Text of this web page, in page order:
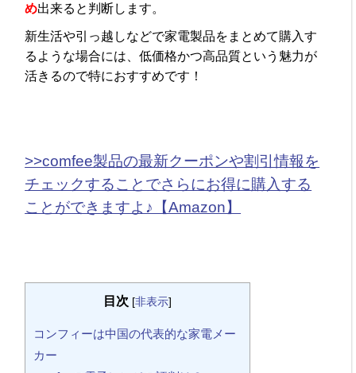
め出来ると判断します。
新生活や引っ越しなどで家電製品をまとめて購入す
るような場合には、低価格かつ高品質という魅力が
活きるので特におすすめです！
>>comfee製品の最新クーポンや割引情報を
チェックすることでさらにお得に購入する
ことができますよ♪【Amazon】
目次 [非表示]
コンフィーは中国の代表的な家電メー
カー